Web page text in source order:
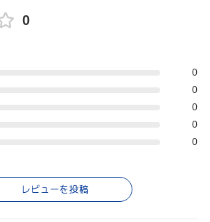
0
0
0
0
0
0
レビューを投稿